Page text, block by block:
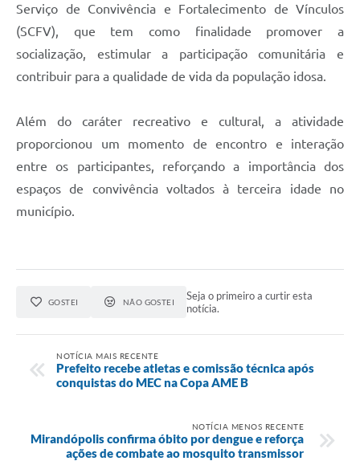
Serviço de Convivência e Fortalecimento de Vínculos
(SCFV), que tem como finalidade promover a
socialização, estimular a participação comunitária e
contribuir para a qualidade de vida da população idosa.
Além do caráter recreativo e cultural, a atividade
proporcionou um momento de encontro e interação
entre os participantes, reforçando a importância dos
espaços de convivência voltados à terceira idade no
município.
GOSTEI NÃO GOSTEI
Seja o primeiro a curtir esta
notícia.
NOTÍCIA MAIS RECENTE
Prefeito recebe atletas e comissão técnica após
conquistas do MEC na Copa AME B
NOTÍCIA MENOS RECENTE
Mirandópolis confirma óbito por dengue e reforça
ações de combate ao mosquito transmissor